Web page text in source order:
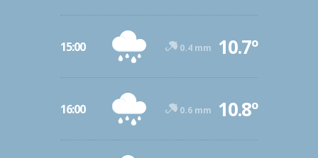
15:00 0.4 mm 10.7º
16:00 0.6 mm 10.8º